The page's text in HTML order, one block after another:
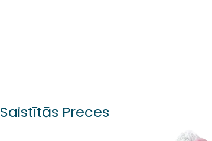
Saistītās Preces